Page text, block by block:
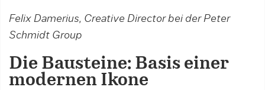
Felix Damerius, Creative Director bei der Peter
Schmidt Group
Die Bausteine: Basis einer
modernen Ikone